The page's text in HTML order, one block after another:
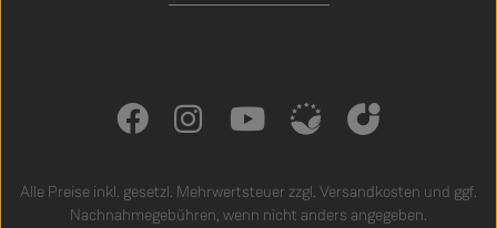
Alle Preise inkl. gesetzl. Mehrwertsteuer zzgl. Versandkosten und ggf.
Nachnahmegebühren, wenn nicht anders angegeben.